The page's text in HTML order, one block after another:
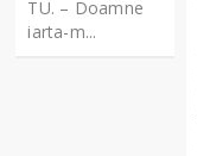
TU. – Doamne
iarta-m...